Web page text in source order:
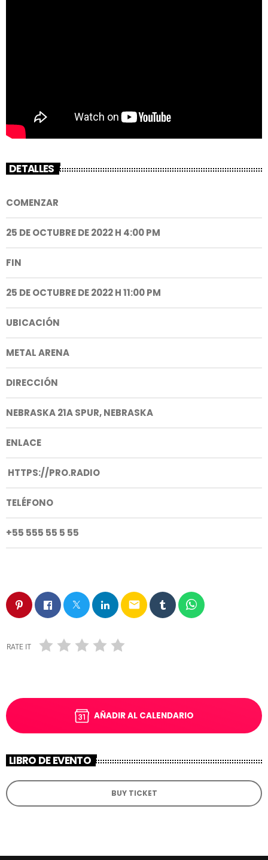
DETALLES
COMENZAR
25 DE OCTUBRE DE 2022 H 4:00 PM
FIN
25 DE OCTUBRE DE 2022 H 11:00 PM
UBICACIÓN
METAL ARENA
DIRECCIÓN
NEBRASKA 21A SPUR, NEBRASKA
ENLACE
HTTPS://PRO.RADIO
TELÉFONO
+55 555 55 5 55
email
RATE IT
AÑADIR AL CALENDARIO
LIBRO DE EVENTO
BUY TICKET